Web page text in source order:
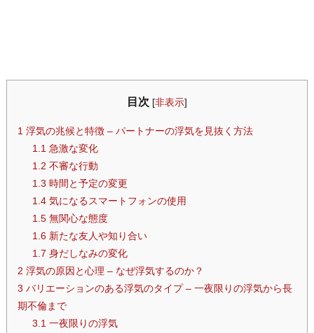
目次 [非表示]
1 浮気の兆候と特徴 – パートナーの浮気を見抜く方法
1.1 急激な変化
1.2 不審な行動
1.3 時間と予定の変更
1.4気になるスマートフォンの使用
1.5無関心な態度
1.6新たな友人や知り合い
1.7 身だしなみの変化
2 浮気の原因と心理 – なぜ浮気するのか？
3 バリエーションのある浮気のタイプ – 一夜限りの浮気から長
期不倫まで
3.1 一夜限りの浮気